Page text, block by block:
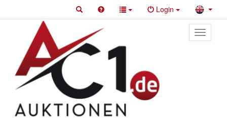
Login
Toggle
primary